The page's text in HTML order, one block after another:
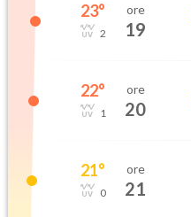
23°
2
ore
19
22°
1
ore
20
21°
0
ore
21